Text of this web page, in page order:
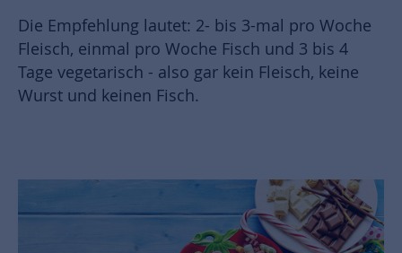
Die Empfehlung lautet: 2- bis 3-mal pro Woche
Fleisch, einmal pro Woche Fisch und 3 bis 4
Tage vegetarisch - also gar kein Fleisch, keine
Wurst und keinen Fisch.